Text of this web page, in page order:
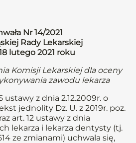
Nr 14/2021
Rady Lekarskiej
lutego 2021 roku
Komisji Lekarskiej dla oceny
zawodu lekarza
ustawy z dnia 2.12.2009r. o
jednolity Dz. U. z 2019r. poz.
art. 12 ustawy z dnia
lekarza i lekarza dentysty (tj.
ze zmianami) uchwala się,